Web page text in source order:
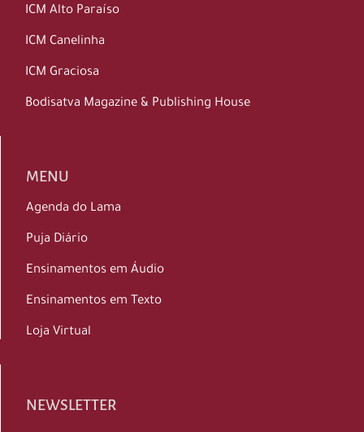
ICM Alto Paraíso
ICM Canelinha
ICM Graciosa
Bodisatva Magazine & Publishing House
MENU
Agenda do Lama
Puja Diário
Ensinamentos em Áudio
Ensinamentos em Texto
Loja Virtual
NEWSLETTER